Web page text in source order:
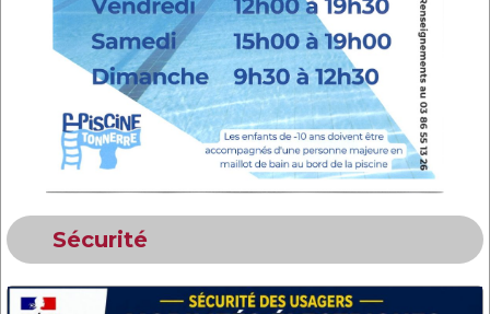
Sécurité